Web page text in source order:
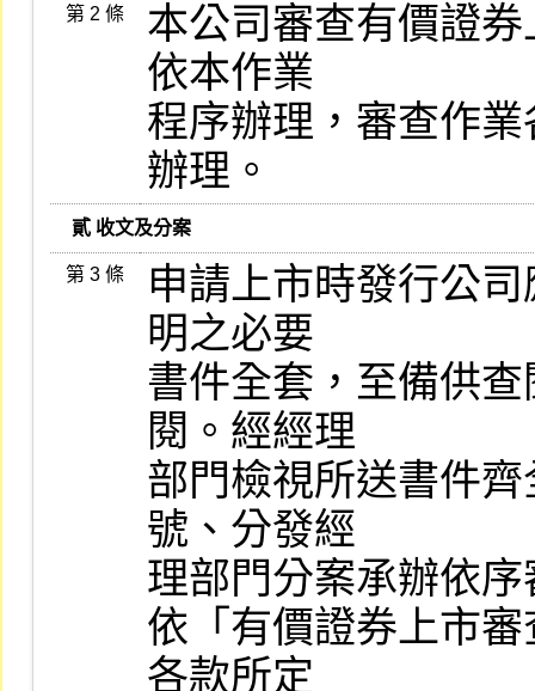
第 2 條
本公司審查有價證
依本作業
程序辦理，審查作
辦理。
   貳 收文及分案
第 3 條
申請上市時發行公
明之必要
書件全套，至備供
閱。經經理
部門檢視所送書件
號、分發經
理部門分案承辦依序
依「有價證券上市
各款所定